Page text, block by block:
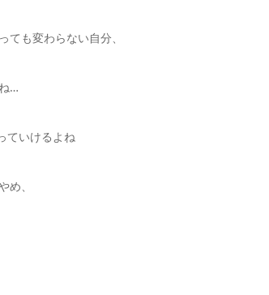
も変わらない自分、
…
ていけるよね
、